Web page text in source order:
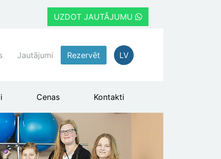
UZDOT JAUTĀJUMU
Jautājumi Rezervēt LV
Cenas Kontakti